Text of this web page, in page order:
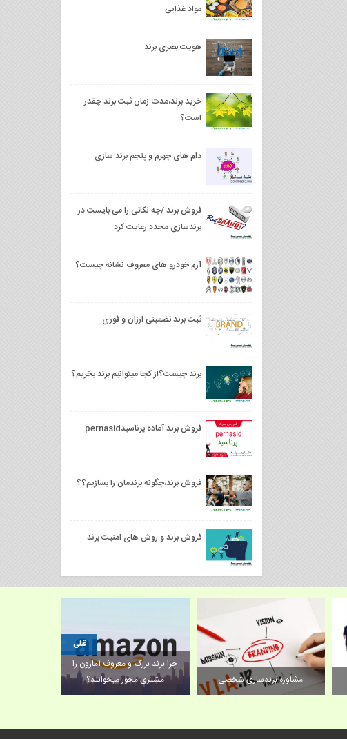
مواد غذایی
هویت بصری برند
خرید برند،مدت زمان ثبت برند چقدر
است؟
دام های چهرم و پنجم برند سازی
فروش برند /چه نکاتی را می بایست در
برندسازی مجدد رعایت کرد
آرم خودرو های معروف نشانه چیست؟
ثبت برند تضمینی ارزان و فوری
برند چیست؟از کجا میتوانیم برند بخریم؟
فروش برند آماده پرناسيدpernasid
فروش برند،چگونه برندمان را بسازیم؟؟
فروش برند و روش های امنیت برند
چرا برند بزرگ و معروف آمازون را
مشتری محور میخوانند؟
مشاوره برندسازی شخصی
قبلی